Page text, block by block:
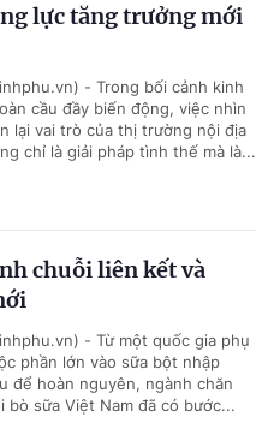
lực tăng trưởng mới
- Trong bối cảnh kinh
cầu đầy biến động, việc nhìn
lại vai trò của thị trường nội địa
chỉ là giải pháp tình thế mà là...
chuỗi liên kết và
- Từ một quốc gia phụ
phần lớn vào sữa bột nhập
để hoàn nguyên, ngành chăn
bò sữa Việt Nam đã có bước...